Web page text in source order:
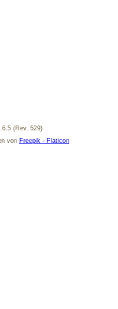
(Rev. 529)
von Freepik - Flaticon